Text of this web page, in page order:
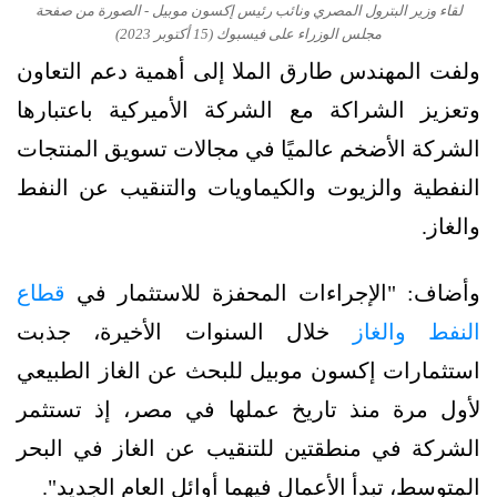
لقاء وزير البترول المصري ونائب رئيس إكسون موبيل - الصورة من صفحة
مجلس الوزراء على فيسبوك (15 أكتوبر 2023)
ولفت المهندس طارق الملا إلى أهمية دعم التعاون
وتعزيز الشراكة مع الشركة الأميركية باعتبارها
الشركة الأضخم عالميًا في مجالات تسويق المنتجات
النفطية والزيوت والكيماويات والتنقيب عن النفط
والغاز.
وأضاف: "الإجراءات المحفزة للاستثمار في قطاع
النفط والغاز
خلال السنوات الأخيرة، جذبت
استثمارات إكسون موبيل للبحث عن الغاز الطبيعي
لأول مرة منذ تاريخ عملها في مصر، إذ تستثمر
الشركة في منطقتين للتنقيب عن الغاز في البحر
المتوسط، تبدأ الأعمال فيهما أوائل العام الجديد".